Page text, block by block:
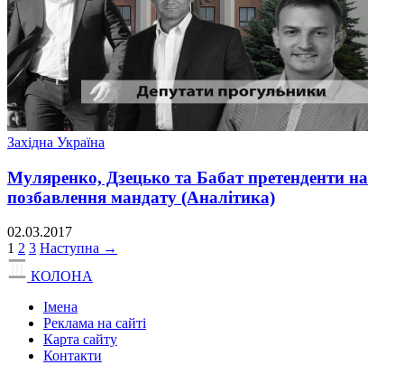
Західна Україна
Муляренко, Дзецько та Бабат претенденти на
позбавлення мандату (Аналітика)
02.03.2017
1 2 3 Наступна →
КОЛОНА
Імена
Реклама на сайті
Карта сайту
Контакти